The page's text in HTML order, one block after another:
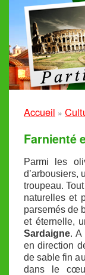
Accueil »
Farnienté
Parmi les
d’arbousiers,
troupeau.
naturelles et
parsemés de
et éternelle,
Sardaigne. A
en direction
de sable fin
dans le